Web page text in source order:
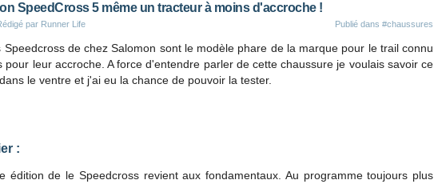
SpeedCross 5 même un tracteur à moins d'accroche !
par Runner Life Publié dans #chaussures
Speedcross de chez Salomon sont le modèle phare de la marque pour le trail connu
pour leur accroche. A force d'entendre parler de cette chaussure je voulais savoir ce
le ventre et j'ai eu la chance de pouvoir la tester.
:
édition de le Speedcross revient aux fondamentaux. Au programme toujours plus